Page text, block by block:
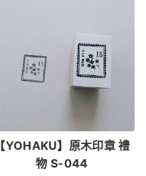
【YOHAKU】原木印章 禮
物 S-044